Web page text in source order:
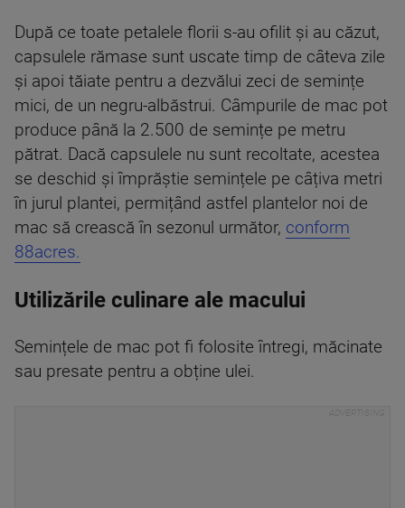
După ce toate petalele florii s-au ofilit și au căzut,
capsulele rămase sunt uscate timp de câteva zile
și apoi tăiate pentru a dezvălui zeci de semințe
mici, de un negru-albăstrui. Câmpurile de mac pot
produce până la 2.500 de semințe pe metru
pătrat. Dacă capsulele nu sunt recoltate, acestea
se deschid și împrăștie semințele pe câțiva metri
în jurul plantei, permițând astfel plantelor noi de
mac să crească în sezonul următor, conform
88acres.
Utilizările culinare ale macului
Semințele de mac pot fi folosite întregi, măcinate
sau presate pentru a obține ulei.